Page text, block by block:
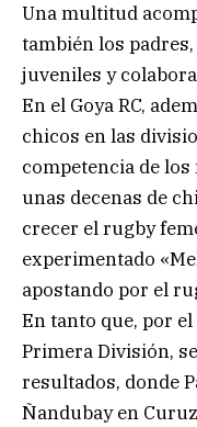
Una multitud
también los
juveniles y
En el Goya RC,
chicos en las
competencia de
unas decenas de
crecer el rugby
experimentado
apostando por el
En tanto que, por
Primera División,
resultados, donde
Ñandubay en